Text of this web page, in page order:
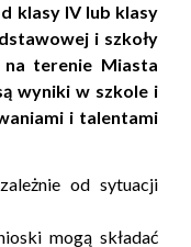
klasy IV lub klasy
i szkoły
na terenie Miasta
wyniki w szkole i
i talentami
od sytuacji
mogą składać